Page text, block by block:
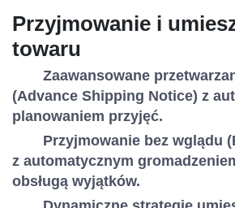
Przyjmowanie i
towaru
Zaawansowane
(Advance Shipping Notice) z
planowaniem przyjęć.
Przyjmowanie bez wglądu
z automatycznym
obsługą wyjątków.